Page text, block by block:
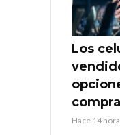
Los
Hace 14